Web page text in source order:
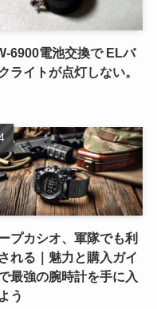
6900電池交換で ELバ
ライトが点灯しない。
プカシオ、軍隊でも利
れる｜魅力と購入ガイ
最強の腕時計を手に入
う